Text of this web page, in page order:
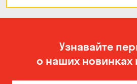
Узнавайте
о наших новинках